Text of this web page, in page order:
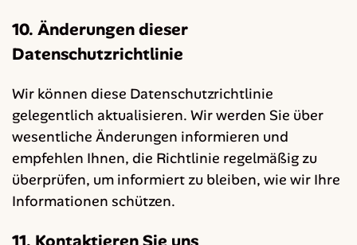
10. Änderungen dieser
Datenschutzrichtlinie
Wir können diese Datenschutzrichtlinie
gelegentlich aktualisieren. Wir werden Sie über
wesentliche Änderungen informieren und
empfehlen Ihnen, die Richtlinie regelmäßig zu
überprüfen, um informiert zu bleiben, wie wir Ihre
Informationen schützen.